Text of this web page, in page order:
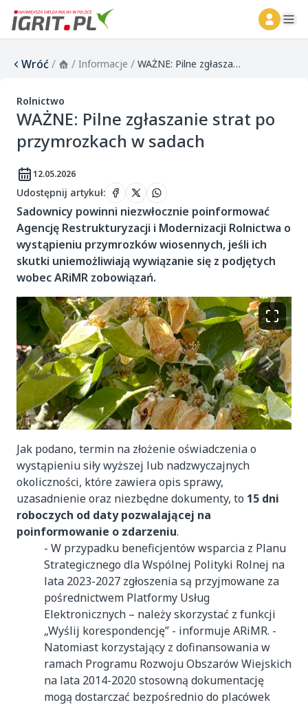
Wróć/ / Informacje / WAŻNE: Pilne zgłaszanie strat po przymrozkach w sadach
Rolnictwo
WAŻNE: Pilne zgłaszanie strat po
przymrozkach w sadach
12.05.2026
Udostępnij artykuł:
Sadownicy powinni niezwłocznie poinformować
Agencję Restrukturyzacji i Modernizacji Rolnictwa o
wystąpieniu przymrozków wiosennych, jeśli ich
skutki uniemożliwiają wywiązanie się z podjętych
wobec ARiMR zobowiązań.
Jak podano, termin na złożenie oświadczenia o
wystąpieniu siły wyższej lub nadzwyczajnych
okoliczności, które zawiera opis sprawy,
uzasadnienie oraz niezbędne dokumenty, to 15 dni
roboczych od daty pozwalającej na
poinformowanie o zdarzeniu.
- W przypadku beneficjentów wsparcia z Planu
Strategicznego dla Wspólnej Polityki Rolnej na
lata 2023-2027 zgłoszenia są przyjmowane za
pośrednictwem Platformy Usług
Elektronicznych – należy skorzystać z funkcji
„Wyślij korespondencję” - informuje ARiMR. -
Natomiast korzystający z dofinansowania w
ramach Programu Rozwoju Obszarów Wiejskich
na lata 2014-2020 stosowną dokumentację
mogą dostarczać bezpośrednio do placówek